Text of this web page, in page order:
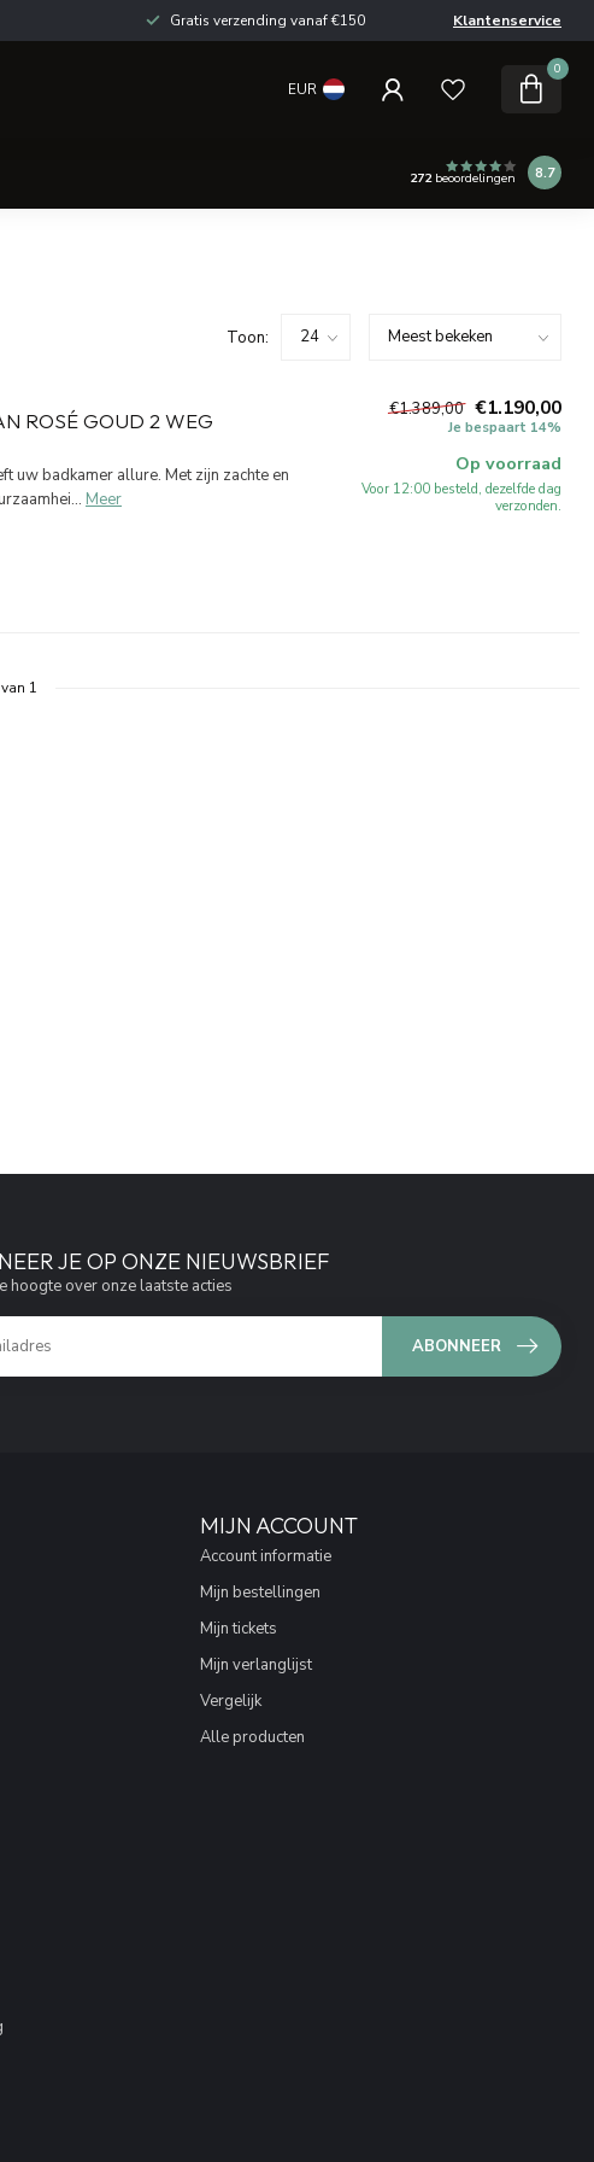
Gratis verzending vanaf €150 Klantenservice
EUR
0
272beoordelingen 8.7
Toon:
ROSÉ GOUD 2 WEG
uw badkamer allure. Met zijn zachte en
Meer
€1.389,00 €1.190,00
Je bespaart 14%
Op voorraad
Voor 12:00 besteld, dezelfde dag
verzonden.
van 1
JE OP ONZE NIEUWSBRIEF
hoogte over onze laatste acties
ABONNEER
MIJN ACCOUNT
Account informatie
Mijn bestellingen
Mijn tickets
Mijn verlanglijst
Vergelijk
Alle producten